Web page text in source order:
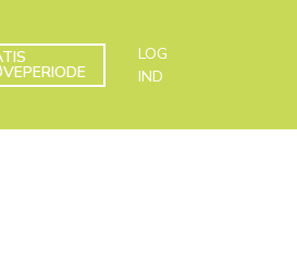
LOG
IND